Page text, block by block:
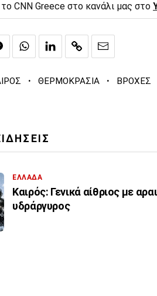
CNN Greece στο κανάλι μας στο
· ΘΕΡΜΟΚΡΑΣΙΑ · ΒΡΟΧΕΣ
ΕΛΛΑΔΑ
Καιρός: Γενικά αίθριος με
υδράργυρος